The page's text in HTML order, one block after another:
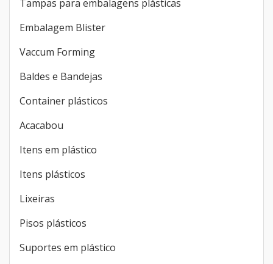
Tampas para embalagens plásticas
Embalagem Blister
Vaccum Forming
Baldes e Bandejas
Container plásticos
Acacabou
Itens em plástico
Itens plásticos
Lixeiras
Pisos plásticos
Suportes em plástico